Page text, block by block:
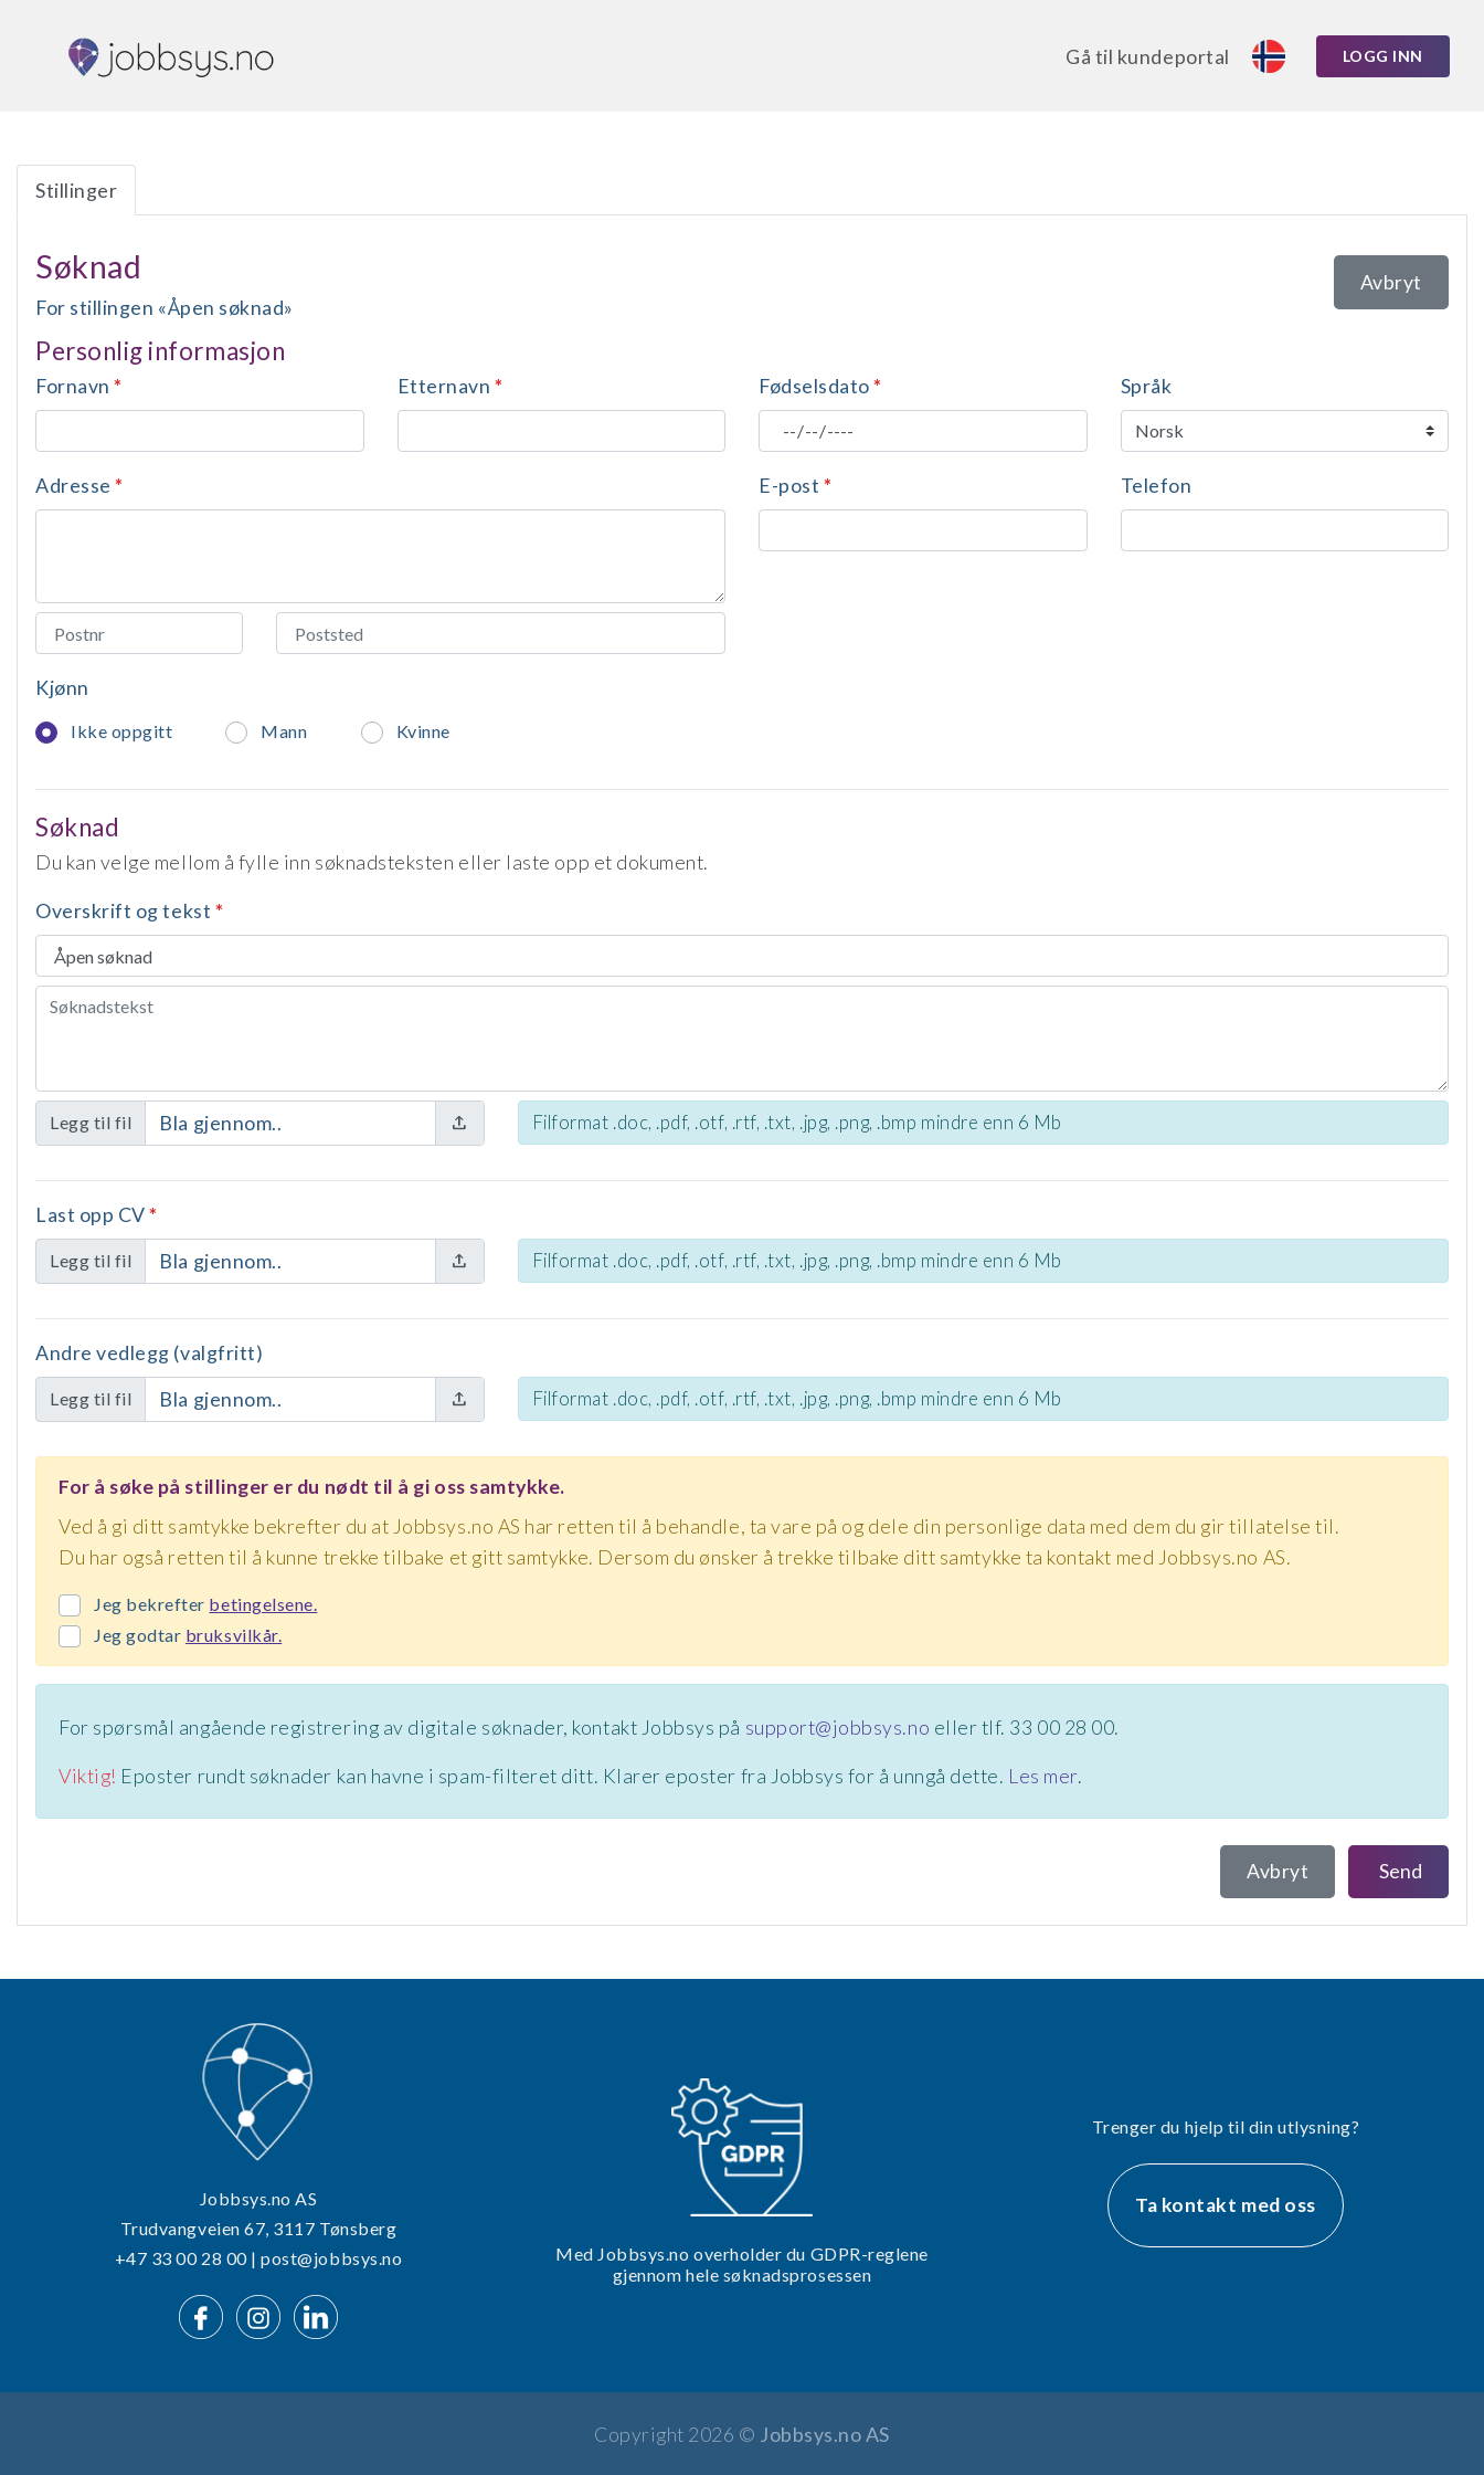
Gå til kundeportal LOGG INN
Stillinger
Søknad
For stillingen «Åpen søknad»
Avbryt
Personlig informasjon
Fornavn* Etternavn * Fødselsdato* Språk
Adresse* E-post * Telefon
Kjønn
Ikke oppgitt Mann Kvinne
Søknad
Du kan velge mellom å fylle inn søknadsteksten eller laste opp et dokument.
Overskrift og tekst *
Legg til fil Bla gjennom.. Filformat .doc, .pdf, .otf, .rtf, .txt, .jpg, .png, .bmp mindre enn 6 Mb
Last opp CV*
Legg til fil Bla gjennom.. Filformat .doc, .pdf, .otf, .rtf, .txt, .jpg, .png, .bmp mindre enn 6 Mb
Andre vedlegg (valgfritt)
Legg til fil Bla gjennom.. Filformat .doc, .pdf, .otf, .rtf, .txt, .jpg, .png, .bmp mindre enn 6 Mb
For å søke på stillinger er du nødt til å gi oss samtykke.
Ved å gi ditt samtykke bekrefter du at Jobbsys.no AS har retten til å behandle, ta vare på og dele din personlige data med dem du gir tillatelse til.
Du har også retten til å kunne trekke tilbake et gitt samtykke. Dersom du ønsker å trekke tilbake ditt samtykke ta kontakt med Jobbsys.no AS.
Jeg bekrefter betingelsene.
Jeg godtar bruksvilkår.
For spørsmål angående registrering av digitale søknader, kontakt Jobbsys på support@jobbsys.no eller tlf. 33 00 28 00.
Viktig! Eposter rundt søknader kan havne i spam-filteret ditt. Klarer eposter fra Jobbsys for å unngå dette. Les mer.
Avbryt
Jobbsys.no AS
Trudvangveien 67, 3117 Tønsberg
+47 33 00 28 00 | post@jobbsys.no
Med Jobbsys.no overholder du GDPR-reglene
gjennom hele søknadsprosessen
Trenger du hjelp til din utlysning?
Ta kontakt med oss
Copyright 2026 © Jobbsys.no AS